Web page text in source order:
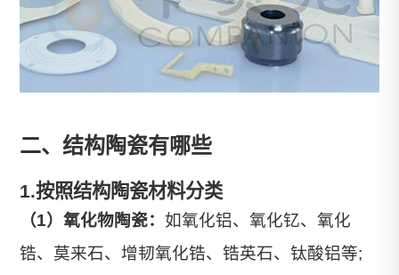
二、结构陶瓷有哪些
1.按照结构陶瓷材料分类
（1）氧化物陶瓷：如氧化铝、氧化钇、氧化
锆、莫来石、增韧氧化锆、锆英石、钛酸铝等;